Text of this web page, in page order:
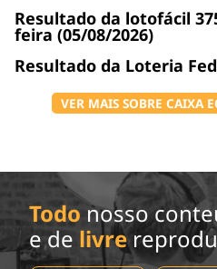
Resultado da lotofácil
feira (05/08/2026)
Resultado da Loteria
VER MAIS SOBRE CAIXA
Todo nosso
e de livre